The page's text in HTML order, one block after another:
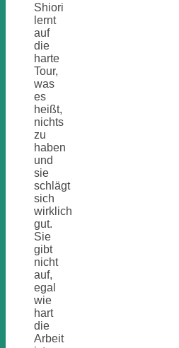
Shiori
lernt
auf
die
harte
Tour,
was
es
heißt,
nichts
zu
haben
und
sie
schlägt
sich
wirklich
gut.
Sie
gibt
nicht
auf,
egal
wie
hart
die
Arbeit